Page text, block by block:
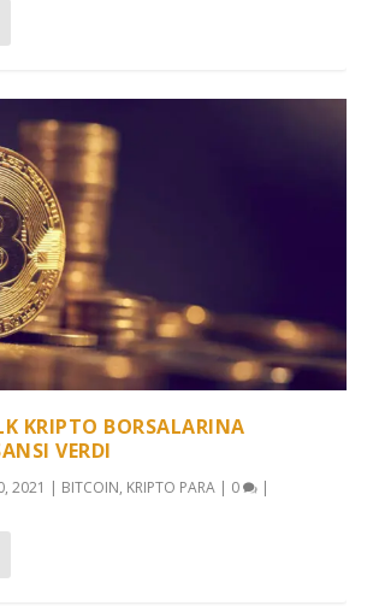
KRIPTO BORSALARINA
VERDI
2021 | BITCOIN, KRIPTO PARA | 0 |